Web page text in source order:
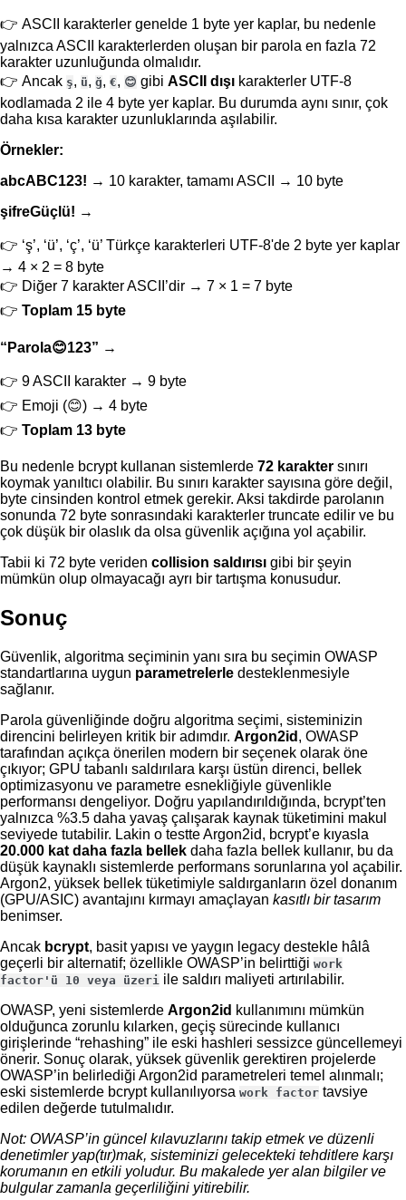
ASCII karakterler genelde 1 byte yer kaplar, bu nedenle
yalnızca ASCII karakterlerden oluşan bir parola en fazla 72
karakter uzunluğunda olmalıdır.
Ancak ş, ü, ğ, €, 😊 gibi ASCII dışı karakterler UTF-8
kodlamada 2 ile 4 byte yer kaplar. Bu durumda aynı sınır, çok
daha kısa karakter uzunluklarında aşılabilir.
Örnekler:
abcABC123! → 10 karakter, tamamı ASCII → 10 byte
şifreGüçlü! →
‘ş’, ‘ü’, ‘ç’, ‘ü’ Türkçe karakterleri UTF-8'de 2 byte yer kaplar
→ 4 × 2 = 8 byte
Diğer 7 karakter ASCII’dir → 7 × 1 = 7 byte
Toplam 15 byte
“Parola😊123” →
9 ASCII karakter → 9 byte
Emoji (😊) → 4 byte
Toplam 13 byte
Bu nedenle bcrypt kullanan sistemlerde 72 karakter sınırı
koymak yanıltıcı olabilir. Bu sınırı karakter sayısına göre değil,
byte cinsinden kontrol etmek gerekir. Aksi takdirde parolanın
sonunda 72 byte sonrasındaki karakterler truncate edilir ve bu
çok düşük bir olaslık da olsa güvenlik açığına yol açabilir.
Tabii ki 72 byte veriden collision saldırısı gibi bir şeyin
mümkün olup olmayacağı ayrı bir tartışma konusudur.
Sonuç
Güvenlik, algoritma seçiminin yanı sıra bu seçimin OWASP
standartlarına uygun parametrelerle desteklenmesiyle
sağlanır.
Parola güvenliğinde doğru algoritma seçimi, sisteminizin
direncini belirleyen kritik bir adımdır. Argon2id , OWASP
tarafından açıkça önerilen modern bir seçenek olarak öne
çıkıyor; GPU tabanlı saldırılara karşı üstün direnci, bellek
optimizasyonu ve parametre esnekliğiyle güvenlikle
performansı dengeliyor. Doğru yapılandırıldığında, bcrypt’ten
yalnızca %3.5 daha yavaş çalışarak kaynak tüketimini makul
seviyede tutabilir. Lakin o testte Argon2id, bcrypt’e kıyasla
20.000 kat daha fazla bellek daha fazla bellek kullanır, bu da
düşük kaynaklı sistemlerde performans sorunlarına yol açabilir.
Argon2, yüksek bellek tüketimiyle saldırganların özel donanım
(GPU/ASIC) avantajını kırmayı amaçlayan kasıtlı bir tasarım
benimser.
Ancak bcrypt, basit yapısı ve yaygın legacy destekle hâlâ
geçerli bir alternatif; özellikle OWASP’in belirttiği work
factor'ü 10 veya üzeri ile saldırı maliyeti artırılabilir.
OWASP, yeni sistemlerde Argon2id kullanımını mümkün
olduğunca zorunlu kılarken, geçiş sürecinde kullanıcı
girişlerinde “rehashing” ile eski hashleri sessizce güncellemeyi
önerir. Sonuç olarak, yüksek güvenlik gerektiren projelerde
OWASP’in belirlediği Argon2id parametreleri temel alınmalı;
eski sistemlerde bcrypt kullanılıyorsa work factor tavsiye
edilen değerde tutulmalıdır.
Not: OWASP’in güncel kılavuzlarını takip etmek ve düzenli
denetimler yap(tır)mak, sisteminizi gelecekteki tehditlere karşı
korumanın en etkili yoludur. Bu makalede yer alan bilgiler ve
bulgular zamanla geçerliliğini yitirebilir.